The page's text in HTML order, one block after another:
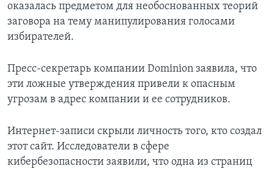
оказалась предметом для необоснованных теорий
заговора на тему манипулирования голосами
избирателей.
Пресс-секретарь компании Dominion заявила, что
эти ложные утверждения привели к опасным
угрозам в адрес компании и ее сотрудников.
Интернет-записи скрыли личность того, кто создал
этот сайт. Исследователи в сфере
кибербезопасности заявили, что одна из страниц